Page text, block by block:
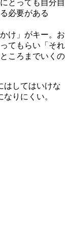
とっても自分自
必要がある
け」がキー。お
てもらい「それ
ころまでいくの
はしてはいけな
りにくい。